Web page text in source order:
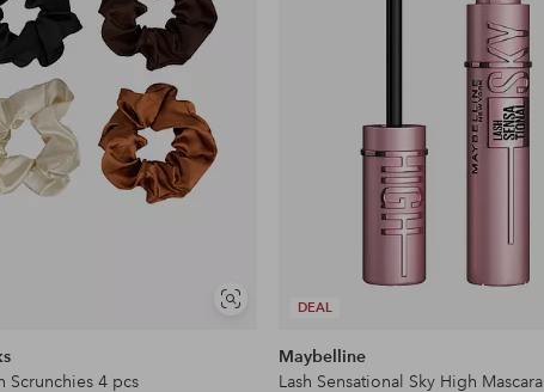
Näytä
Scrunchies 4 pcs
DEAL
Maybelline
Lash Sensational Sky High Mascara